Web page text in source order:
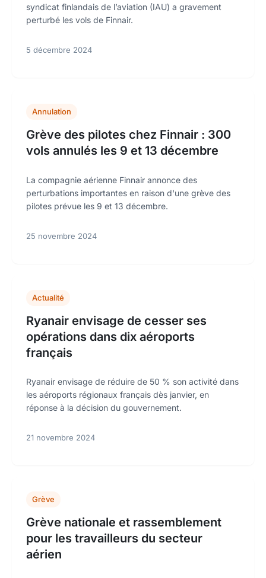
syndicat finlandais de l’aviation (IAU) a gravement
perturbé les vols de Finnair.
5 décembre 2024
Annulation
Grève des pilotes chez Finnair : 300
vols annulés les 9 et 13 décembre
La compagnie aérienne Finnair annonce des
perturbations importantes en raison d'une grève des
pilotes prévue les 9 et 13 décembre.
25 novembre 2024
Actualité
Ryanair envisage de cesser ses
opérations dans dix aéroports
français
Ryanair envisage de réduire de 50 % son activité dans
les aéroports régionaux français dès janvier, en
réponse à la décision du gouvernement.
21 novembre 2024
Grève
Grève nationale et rassemblement
pour les travailleurs du secteur
aérien